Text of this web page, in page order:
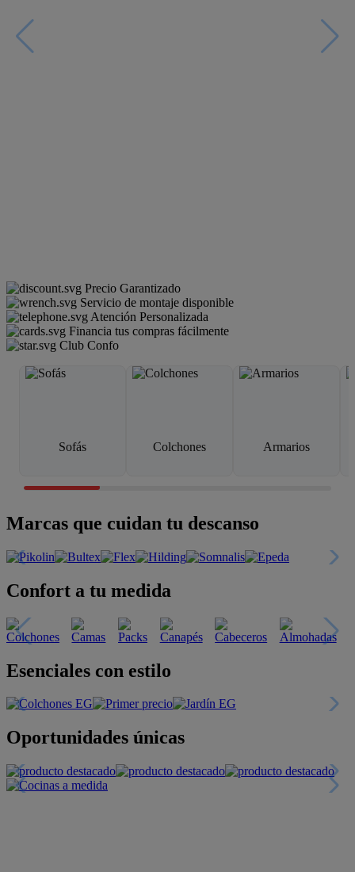
Precio Garantizado
Servicio de montaje disponible
Atención Personalizada
Financia tus compras fácilmente
Club Confo
Sofás Colchones Armarios
Marcas que cuidan tu descanso
Confort a tu medida
Esenciales con estilo
Oportunidades únicas